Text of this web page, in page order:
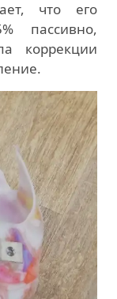
что его
пассивно,
коррекции